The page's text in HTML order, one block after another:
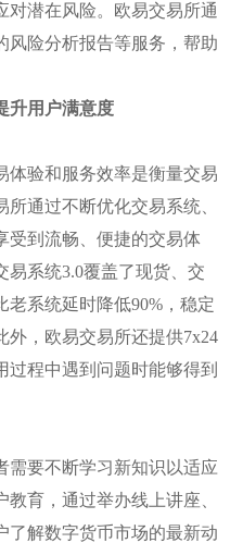
对潜在风险。欧易交易所通
风险分析报告等服务，帮助
升用户满意度
体验和服务效率是衡量交易
通过不断优化交易系统、
受到流畅、便捷的交易体
易系统3.0覆盖了现货、交
系统延时降低90%，稳定
外，欧易交易所还提供7x24
程中遇到问题时能够得到
需要不断学习新知识以适应
育，通过举办线上讲座、
了解数字货币市场的最新动